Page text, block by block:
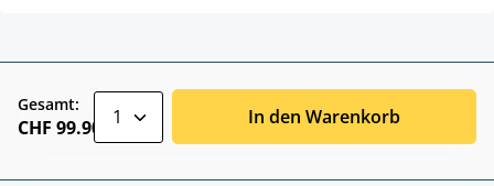
Gesamt:
CHF 99.90 In den Warenkorb